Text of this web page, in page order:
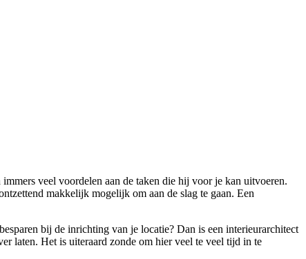
veel voordelen aan de taken die hij voor je kan uitvoeren.
makkelijk mogelijk om aan de slag te gaan. Een
bij de inrichting van je locatie? Dan is een interieurarchitect
laten. Het is uiteraard zonde om hier veel te veel tijd in te